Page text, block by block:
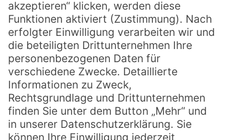
Du möchtest immer auf dem Laufenden
bleiben?
Abonniere unseren Newsletter um nichts
mehr zu verpassen.
Jetzt abonnieren
Für SPRING anmelden und mit dabei sein!